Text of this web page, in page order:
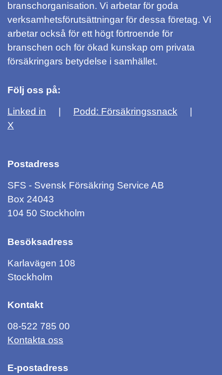
branschorganisation. Vi arbetar för goda
verksamhetsförutsättningar för dessa företag. Vi
arbetar också för ett högt förtroende för
branschen och för ökad kunskap om privata
försäkringars betydelse i samhället.
Följ oss på:
Linked in
Podd: Försäkringssnack
X
Postadress
SFS - Svensk Försäkring Service AB
Box 24043
104 50 Stockholm
Besöksadress
Karlavägen 108
Stockholm
Kontakt
08-522 785 00
Kontakta oss
E-postadress